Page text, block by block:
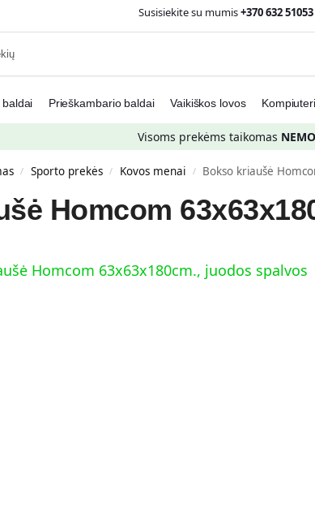
Susisiekite su mumis+370 632 51053
Prieškambario baldai Vaikiškos lovos
Visoms prekėms taikomas
/ Spоrto prekės / Kovos menai / Bokso kriaušė
Homcom